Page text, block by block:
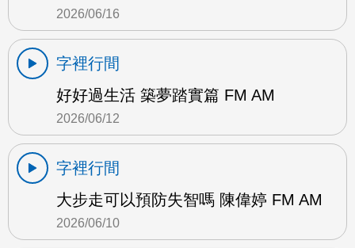
2026/06/16
字裡行間
好好過生活 築夢踏實篇 FM AM
2026/06/12
字裡行間
大步走可以預防失智嗎 陳偉婷 FM AM
2026/06/10